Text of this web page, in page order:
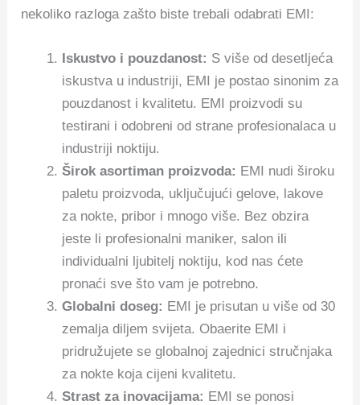
nekoliko razloga zašto biste trebali odabrati EMI:
Iskustvo i pouzdanost: S više od desetljeća
iskustva u industriji, EMI je postao sinonim za
pouzdanost i kvalitetu. EMI proizvodi su
testirani i odobreni od strane profesionalaca u
industriji noktiju.
Širok asortiman proizvoda: EMI nudi široku
paletu proizvoda, uključujući gelove, lakove
za nokte, pribor i mnogo više. Bez obzira
jeste li profesionalni maniker, salon ili
individualni ljubitelj noktiju, kod nas ćete
pronaći sve što vam je potrebno.
Globalni doseg: EMI je prisutan u više od 30
zemalja diljem svijeta. Obaerite EMI i
pridružujete se globalnoj zajednici stručnjaka
za nokte koja cijeni kvalitetu.
Strast za inovacijama: EMI se ponosi